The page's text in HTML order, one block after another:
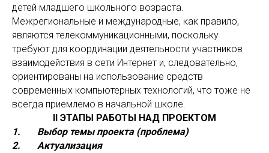
детей младшего школьного возраста.
Межрегиональные и международные, как правило,
являются телекоммуникационными, поскольку
требуют для координации деятельности участников
взаимодействия в сети Интернет и, следовательно,
ориентированы на использование средств
современных компьютерных технологий, что тоже не
всегда приемлемо в начальной школе.
II ЭТАПЫ РАБОТЫ НАД ПРОЕКТОМ
1. Выбор темы проекта (проблема)
2. Актуализация